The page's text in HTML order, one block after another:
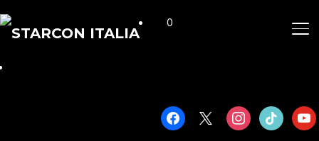
0
facebook instagramtiktok